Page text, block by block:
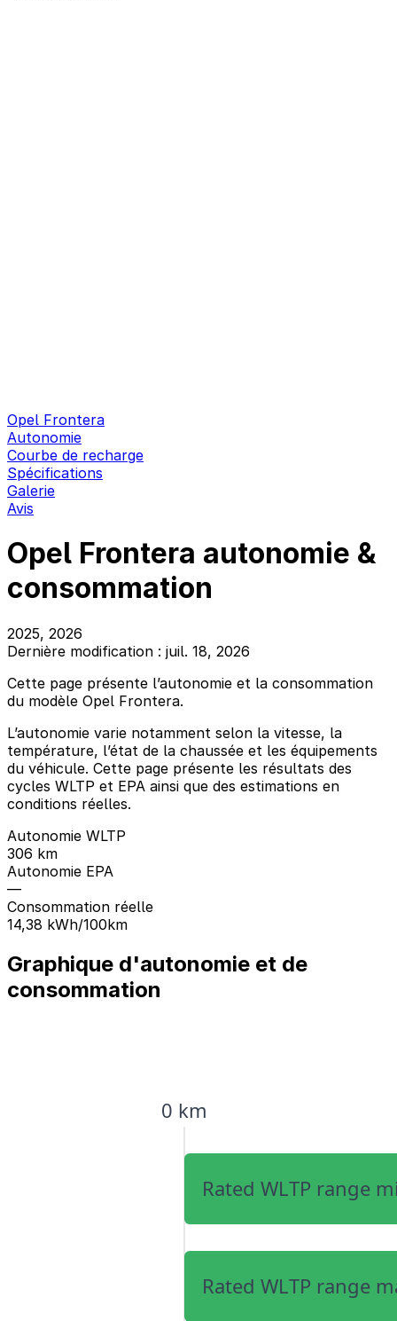
Opel Frontera
Autonomie
Courbe de recharge
Spécifications
Galerie
Avis
Opel Frontera autonomie &
consommation
2025, 2026
Dernière modification : juil. 18, 2026
Cette page présente l’autonomie et la consommation
du modèle Opel Frontera.
L’autonomie varie notamment selon la vitesse, la
température, l’état de la chaussée et les équipements
du véhicule. Cette page présente les résultats des
cycles WLTP et EPA ainsi que des estimations en
conditions réelles.
Autonomie WLTP
306 km
Autonomie EPA
—
Consommation réelle
14,38 kWh/100km
Graphique d'autonomie et de
consommation